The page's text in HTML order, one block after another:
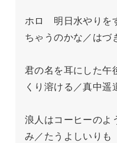
ホロ　明日水やりを
ちゃうのかな／はづ
君の名を耳にした午
くり溶ける／真中遥
浪人はコーヒーのよ
み／たうよしいりも